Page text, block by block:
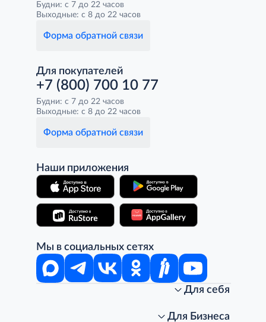
Будни: с 7 до 22 часов
Выходные: с 8 до 22 часов
Форма обратной связи
Для покупателей
+7 (800) 700 10 77
Будни: с 7 до 22 часов
Выходные: с 8 до 22 часов
Форма обратной связи
Наши приложения
Мы в социальных сетях
Для себя
Стань клиентом METRO
Для Бизнеса